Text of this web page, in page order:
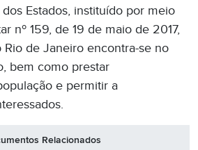
Estados, instituído por meio
nº 159, de 19 de maio de 2017,
Rio de Janeiro encontra-se no
bem como prestar
e permitir a
Relacionados